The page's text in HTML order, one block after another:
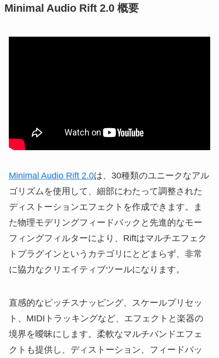
Minimal Audio Rift 2.0 概要
Minimal Audio Rift 2.0は、30種類のユニークなアル
ゴリズムを使用して、細部にわたって調整された
ディストーションエフェクトを作成できます。ま
た物理モデリングフィードバックと先進的なモー
フィングフィルターにより、Riftはマルチエフェク
トプラグインというカテゴリにとどまらず、非常
に協力なクリエイティブツールになります。
直感的なピッチスナッピング、スケールプリセッ
ト、MIDIトラッキングなど、エフェクトと楽器の
境界を曖昧にします。柔軟なマルチバンドエフェ
クトも提供し、ディストーション、フィードバッ